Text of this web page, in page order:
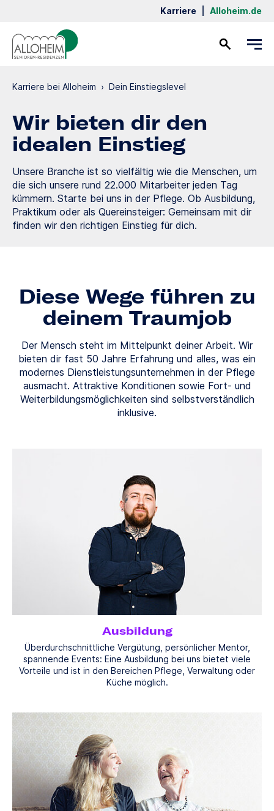
Karriere Alloheim.de
Karriere bei Alloheim › Dein Einstiegslevel
Wir bieten dir den
idealen Einstieg
Unsere Branche ist so vielfältig wie die Menschen, um
die sich unsere rund 22.000 Mitarbeiter jeden Tag
kümmern. Starte bei uns in der Pflege. Ob Ausbildung,
Praktikum oder als Quereinsteiger: Gemeinsam mit dir
finden wir den richtigen Einstieg für dich.
Diese Wege führen zu
deinem Traumjob
Der Mensch steht im Mittelpunkt deiner Arbeit. Wir
bieten dir fast 50 Jahre Erfahrung und alles, was ein
modernes Dienstleistungsunternehmen in der Pflege
ausmacht. Attraktive Konditionen sowie Fort- und
Weiterbildungsmöglichkeiten sind selbstverständlich
inklusive.
Ausbildung
Überdurchschnittliche Vergütung, persönlicher Mentor,
spannende Events: Eine Ausbildung bei uns bietet viele
Vorteile und ist in den Bereichen Pflege, Verwaltung oder
Küche möglich.